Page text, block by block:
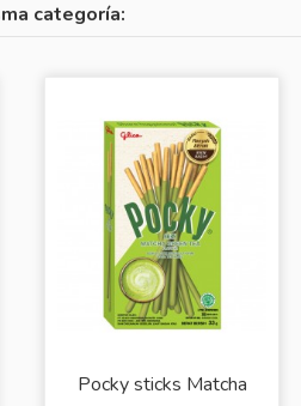
categoría:
Pocky sticks Matcha